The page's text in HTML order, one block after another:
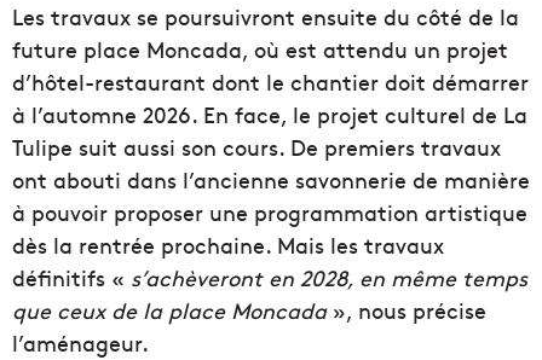
Les travaux se poursuivront ensuite du côté de la
future place Moncada, où est attendu un projet
d’hôtel-restaurant dont le chantier doit démarrer
à l’automne 2026. En face, le projet culturel de La
Tulipe suit aussi son cours. De premiers travaux
ont abouti dans l’ancienne savonnerie de manière
à pouvoir proposer une programmation artistique
dès la rentrée prochaine. Mais les travaux
définitifs « s’achèveront en 2028, en même temps
que ceux de la place Moncada», nous précise
l’aménageur.